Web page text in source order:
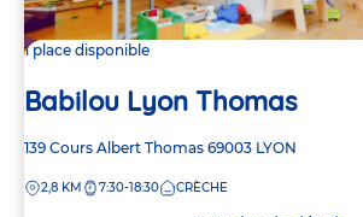
1 place disponible
Babilou Lyon Thomas
Adresse
la
139 Cours Albert Thomas 69003 LYON
DISTANCE
2,8 KM 7:30-18:30 CRÈCHE